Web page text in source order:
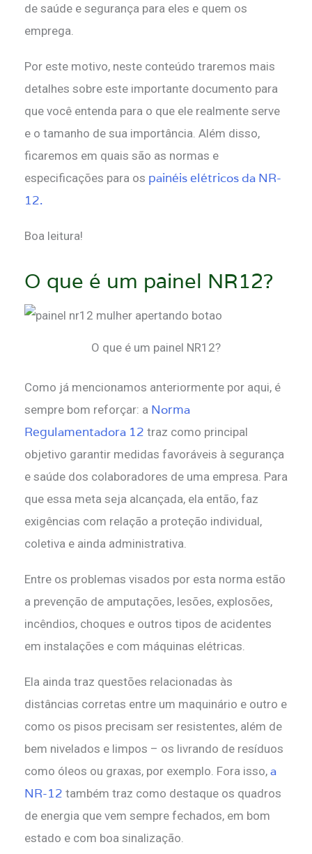
de saúde e segurança para eles e quem os
emprega.
Por este motivo, neste conteúdo traremos mais
detalhes sobre este importante documento para
que você entenda para o que ele realmente serve
e o tamanho de sua importância. Além disso,
ficaremos em quais são as normas e
especificações para os painéis elétricos da NR-
12.
Boa leitura!
O que é um painel NR12?
O que é um painel NR12?
Como já mencionamos anteriormente por aqui, é
sempre bom reforçar: a Norma
Regulamentadora 12 traz como principal
objetivo garantir medidas favoráveis à segurança
e saúde dos colaboradores de uma empresa. Para
que essa meta seja alcançada, ela então, faz
exigências com relação a proteção individual,
coletiva e ainda administrativa.
Entre os problemas visados por esta norma estão
a prevenção de amputações, lesões, explosões,
incêndios, choques e outros tipos de acidentes
em instalações e com máquinas elétricas.
Ela ainda traz questões relacionadas às
distâncias corretas entre um maquinário e outro e
como os pisos precisam ser resistentes, além de
bem nivelados e limpos – os livrando de resíduos
como óleos ou graxas, por exemplo. Fora isso, a
NR-12 também traz como destaque os quadros
de energia que vem sempre fechados, em bom
estado e com boa sinalização.